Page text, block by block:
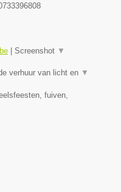
Screenshot ▼
verhuur van licht en ▼
fuiven,